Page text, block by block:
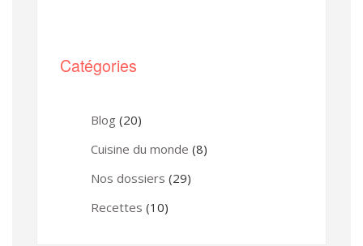
Catégories
Blog (20)
Cuisine du monde (8)
Nos dossiers (29)
Recettes (10)